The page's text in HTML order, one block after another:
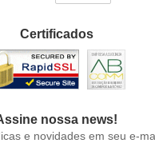
Certificados
nossa news!
e novidades em seu e-